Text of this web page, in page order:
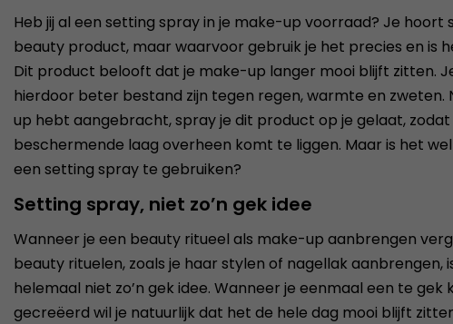
Heb jij al een setting spray in je make-up voorraad? Je hoort
beauty product, maar waarvoor gebruik je het precies en is
Dit product belooft dat je make-up langer mooi blijft zitten.
hierdoor beter bestand zijn tegen regen, warmte en zweten.
up hebt aangebracht, spray je dit product op je gelaat, zodat
beschermende laag overheen komt te liggen. Maar is het
een setting spray te gebruiken?
Setting spray, niet zo’n gek idee
Wanneer je een beauty ritueel als make-up aanbrengen
beauty rituelen, zoals je haar stylen of nagellak aanbrengen,
helemaal niet zo’n gek idee. Wanneer je eenmaal een te gek
gecreëerd wil je natuurlijk dat het de hele dag mooi blijft